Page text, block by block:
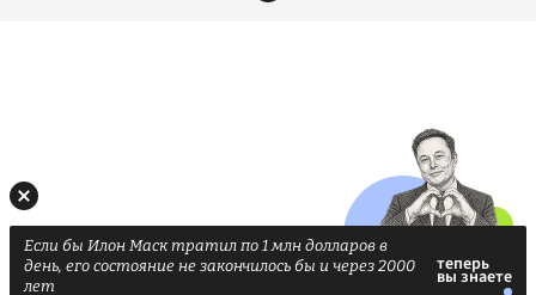
Если бы Илон Маск тратил по 1 млн долларов в
день, его состояние не закончилось бы и через 2000
лет